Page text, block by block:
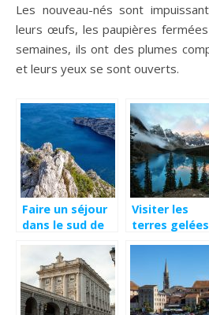
Les nouveau-nés sont
leurs œufs, les paupières
semaines, ils ont des plumes
et leurs yeux se sont ouverts.
Faire un séjour
dans le sud de
Visiter les
terres